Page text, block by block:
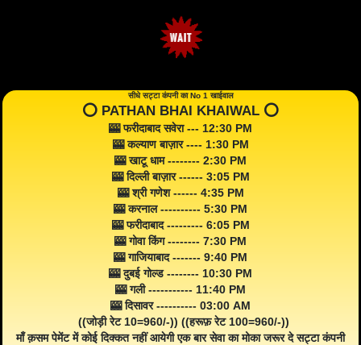
सीधे सट्टा कंपनी का No 1 खाईवाल
⭕️ PATHAN BHAI KHAIWAL ⭕️
🎰 फरीदाबाद सवेरा --- 12:30 PM
🎰 कल्याण बाज़ार ---- 1:30 PM
🎰 खाटू धाम -------- 2:30 PM
🎰 दिल्ली बाज़ार ------ 3:05 PM
🎰 श्री गणेश ------ 4:35 PM
🎰 करनाल ---------- 5:30 PM
🎰 फरीदाबाद --------- 6:05 PM
🎰 गोवा किंग -------- 7:30 PM
🎰 गाजियाबाद ------- 9:40 PM
🎰 दुबई गोल्ड -------- 10:30 PM
🎰 गली ----------- 11:40 PM
🎰 दिसावर ---------- 03:00 AM
((जोड़ी रेट 10=960/-)) ((हरूफ़ रेट 100=960/-))
माँ क़सम पेमेंट में कोई दिक्कत नहीं आयेगी एक बार सेवा का मोका जरूर दे सट्टा कंपनी